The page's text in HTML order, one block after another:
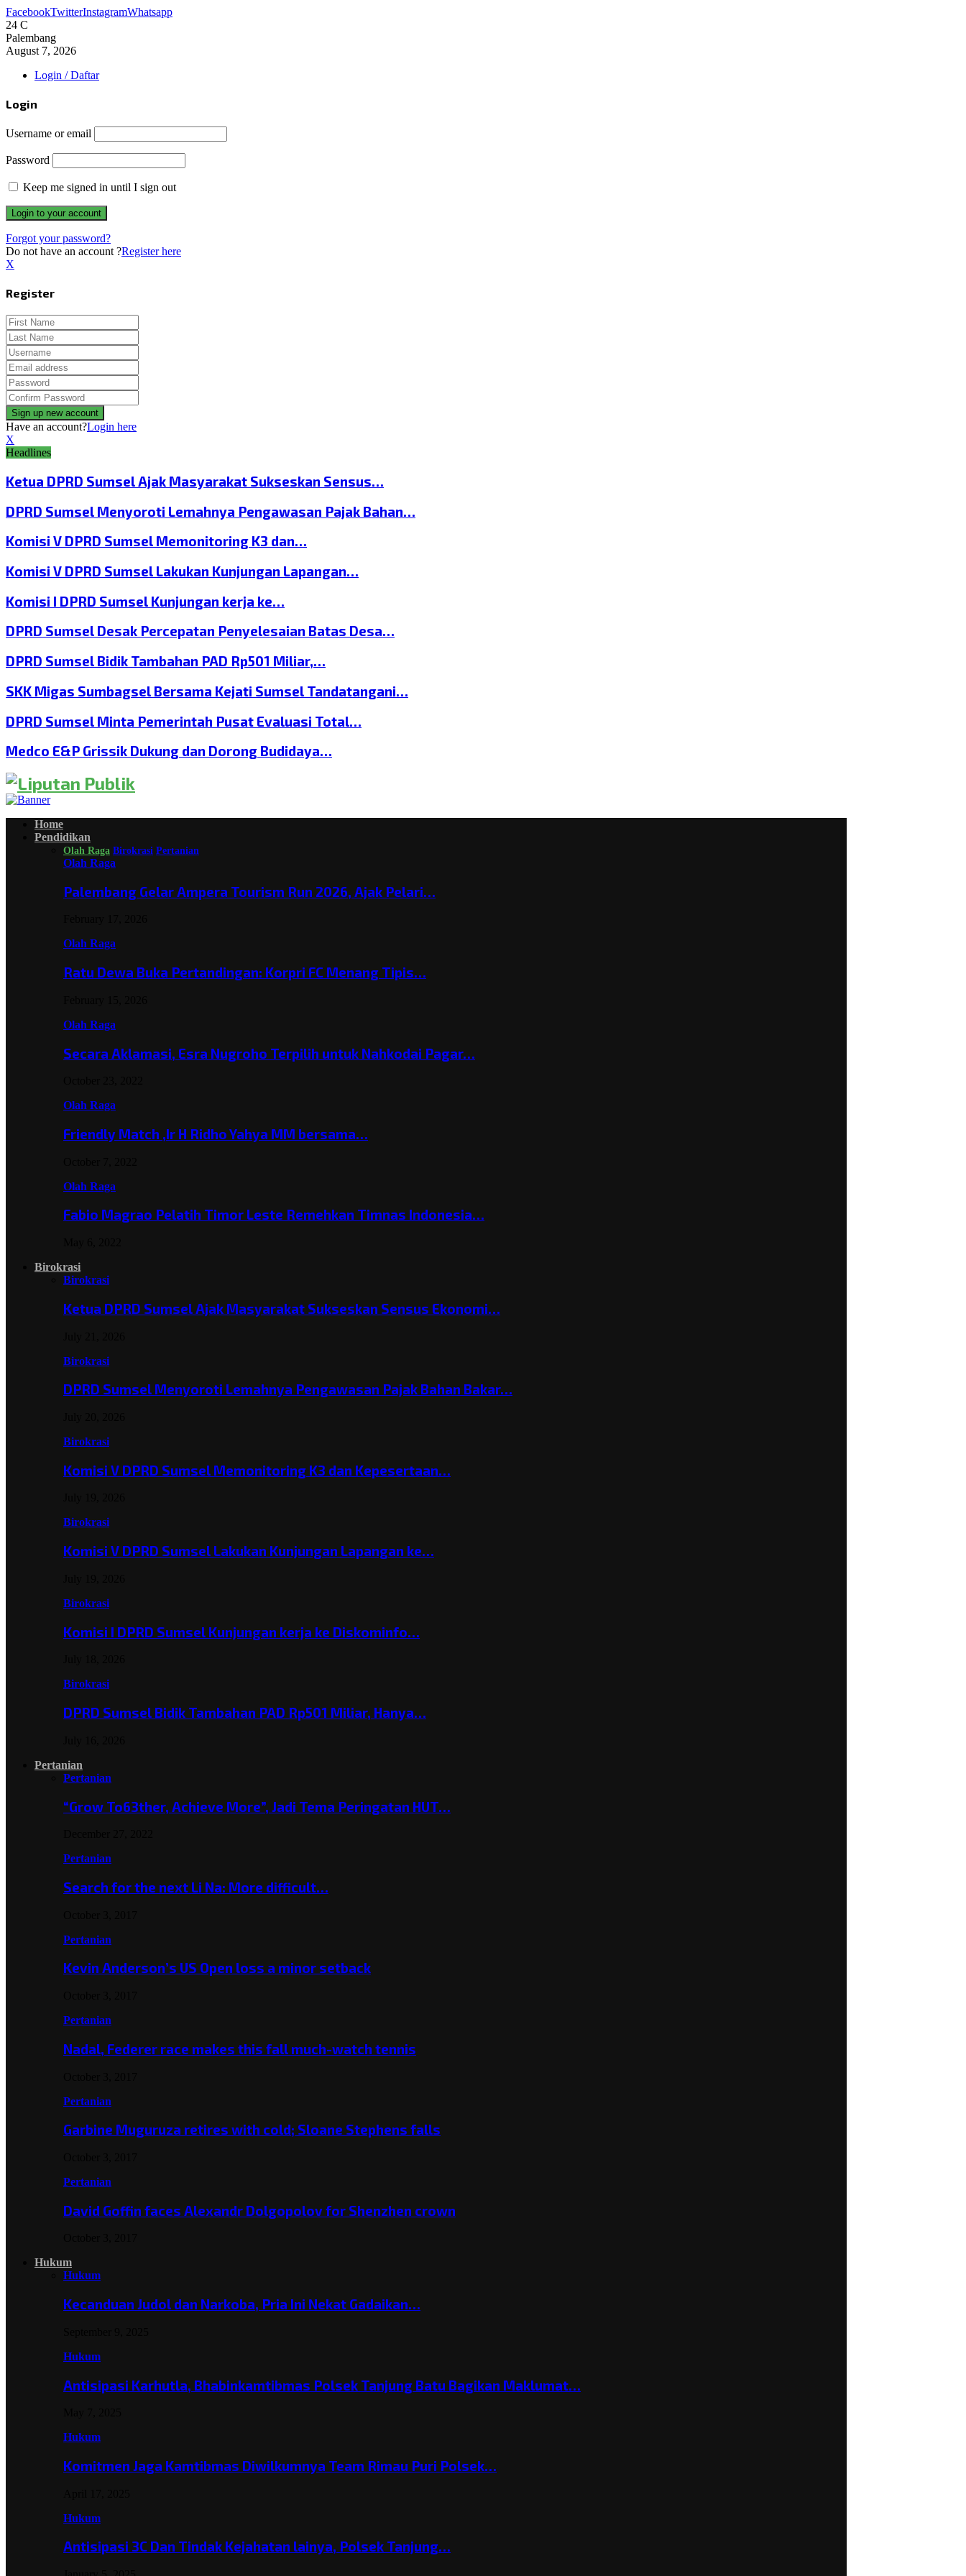
FacebookTwitterInstagramWhatsapp
24 C
Palembang
August 7, 2026
Login / Daftar
Login
Username or email
Password
Keep me signed in until I sign out
Forgot your password?
Do not have an account ?Register here
X
Register
Have an account?Login here
X
Headlines
Ketua DPRD Sumsel Ajak Masyarakat Sukseskan Sensus…
DPRD Sumsel Menyoroti Lemahnya Pengawasan Pajak Bahan…
Komisi V DPRD Sumsel Memonitoring K3 dan…
Komisi V DPRD Sumsel Lakukan Kunjungan Lapangan…
Komisi I DPRD Sumsel Kunjungan kerja ke…
DPRD Sumsel Desak Percepatan Penyelesaian Batas Desa…
DPRD Sumsel Bidik Tambahan PAD Rp501 Miliar,…
SKK Migas Sumbagsel Bersama Kejati Sumsel Tandatangani…
DPRD Sumsel Minta Pemerintah Pusat Evaluasi Total…
Medco E&P Grissik Dukung dan Dorong Budidaya…
Home
Pendidikan
Olah Raga Birokrasi Pertanian
Olah Raga
Palembang Gelar Ampera Tourism Run 2026, Ajak Pelari…
Olah Raga
Ratu Dewa Buka Pertandingan: Korpri FC Menang Tipis…
Olah Raga
Secara Aklamasi, Esra Nugroho Terpilih untuk Nahkodai Pagar…
Olah Raga
Friendly Match ,Ir H Ridho Yahya MM bersama…
Olah Raga
Fabio Magrao Pelatih Timor Leste Remehkan Timnas Indonesia…
Birokrasi
Birokrasi
Ketua DPRD Sumsel Ajak Masyarakat Sukseskan Sensus Ekonomi…
Birokrasi
DPRD Sumsel Menyoroti Lemahnya Pengawasan Pajak Bahan Bakar…
Birokrasi
Komisi V DPRD Sumsel Memonitoring K3 dan Kepesertaan…
Birokrasi
Komisi V DPRD Sumsel Lakukan Kunjungan Lapangan ke…
Birokrasi
Komisi I DPRD Sumsel Kunjungan kerja ke Diskominfo…
Birokrasi
DPRD Sumsel Bidik Tambahan PAD Rp501 Miliar, Hanya…
Pertanian
Pertanian
“Grow To63ther, Achieve More”, Jadi Tema Peringatan HUT…
Pertanian
Search for the next Li Na: More difficult…
Pertanian
Kevin Anderson’s US Open loss a minor setback
Pertanian
Nadal, Federer race makes this fall much-watch tennis
Pertanian
Garbine Muguruza retires with cold; Sloane Stephens falls
Pertanian
David Goffin faces Alexandr Dolgopolov for Shenzhen crown
Hukum
Hukum
Kecanduan Judol dan Narkoba, Pria Ini Nekat Gadaikan…
Hukum
Antisipasi Karhutla, Bhabinkamtibmas Polsek Tanjung Batu Bagikan Maklumat…
Hukum
Komitmen Jaga Kamtibmas Diwilkumnya Team Rimau Puri Polsek…
Hukum
Antisipasi 3C Dan Tindak Kejahatan lainya, Polsek Tanjung…